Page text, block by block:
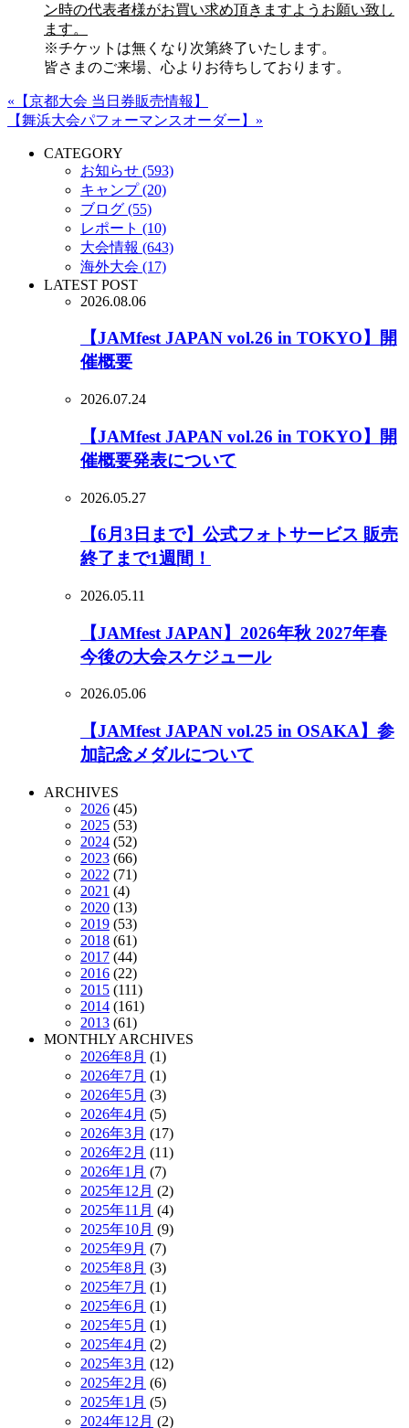
ン時の代表者様がお買い求め頂きますようお願い致し
ます。
※チケットは無くなり次第終了いたします。
皆さまのご来場、心よりお待ちしております。
«【京都大会 当日券販売情報】
【舞浜大会パフォーマンスオーダー】»
CATEGORY
お知らせ (593)
キャンプ (20)
ブログ (55)
レポート (10)
大会情報 (643)
海外大会 (17)
LATEST POST
2026.08.06
【JAMfest JAPAN vol.26 in TOKYO】開
催概要
2026.07.24
【JAMfest JAPAN vol.26 in TOKYO】開
催概要発表について
2026.05.27
【6月3日まで】公式フォトサービス 販売
終了まで1週間！
2026.05.11
【JAMfest JAPAN】2026年秋 2027年春
今後の大会スケジュール
2026.05.06
【JAMfest JAPAN vol.25 in OSAKA】参
加記念メダルについて
ARCHIVES
2026 (45)
2025 (53)
2024 (52)
2023 (66)
2022 (71)
2021 (4)
2020 (13)
2019 (53)
2018 (61)
2017 (44)
2016 (22)
2015 (111)
2014 (161)
2013 (61)
MONTHLY ARCHIVES
2026年8月 (1)
2026年7月 (1)
2026年5月 (3)
2026年4月 (5)
2026年3月 (17)
2026年2月 (11)
2026年1月 (7)
2025年12月 (2)
2025年11月 (4)
2025年10月 (9)
2025年9月 (7)
2025年8月 (3)
2025年7月 (1)
2025年6月 (1)
2025年5月 (1)
2025年4月 (2)
2025年3月 (12)
2025年2月 (6)
2025年1月 (5)
2024年12月 (2)